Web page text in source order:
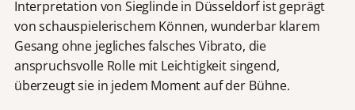
Interpretation von Sieglinde in Düsseldorf ist geprägt
von schauspielerischem Können, wunderbar klarem
Gesang ohne jegliches falsches Vibrato, die
anspruchsvolle Rolle mit Leichtigkeit singend,
überzeugt sie in jedem Moment auf der Bühne.